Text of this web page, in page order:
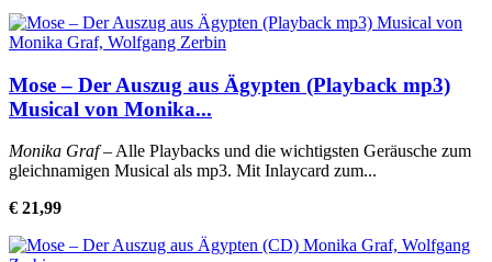
Mose – Der Auszug aus Ägypten (Playback mp3)
Musical von Monika...
Monika Graf– Alle Playbacks und die wichtigsten Geräusche zum
gleichnamigen Musical als mp3. Mit Inlaycard zum...
€ 21,99